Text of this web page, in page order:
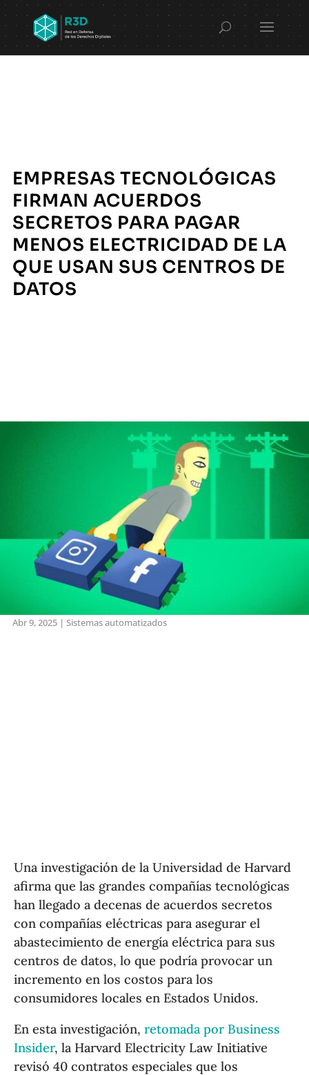
EMPRESAS TECNOLÓGICAS
FIRMAN ACUERDOS
SECRETOS PARA PAGAR
MENOS ELECTRICIDAD DE LA
QUE USAN SUS CENTROS DE
DATOS
Abr 9, 2025| Sistemas automatizados
Una investigación de la Universidad de Harvard
afirma que las grandes compañías tecnológicas
han llegado a decenas de acuerdos secretos
con compañías eléctricas para asegurar el
abastecimiento de energía eléctrica para sus
centros de datos, lo que podría provocar un
incremento en los costos para los
consumidores locales en Estados Unidos.
En esta investigación,retomada por Business
Insider, la Harvard Electricity Law Initiative
revisó 40 contratos especiales que los